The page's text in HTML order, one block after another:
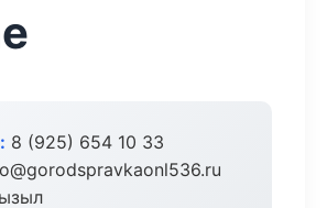
8 (925) 654 10 33